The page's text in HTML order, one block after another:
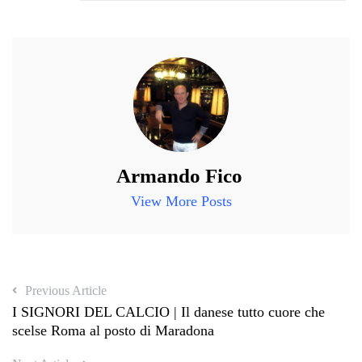
Armando Fico
View More Posts
Previous Article
I SIGNORI DEL CALCIO | Il danese tutto cuore che
scelse Roma al posto di Maradona